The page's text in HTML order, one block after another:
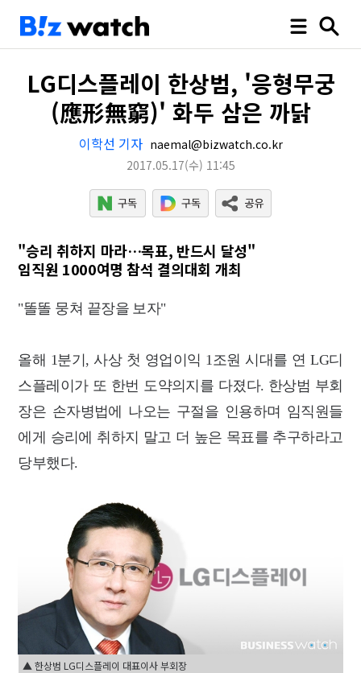
LG디스플레이 한상범, '응형무궁
(應形無窮)' 화두 삼은 까닭
이학선 기자 naemal@bizwatch.co.kr
2017.05.17(수) 11:45
"승리 취하지 마라…목표, 반드시 달성"
임직원 1000여명 참석 결의대회 개최
"똘똘 뭉쳐 끝장을 보자"
올해 1분기, 사상 첫 영업이익 1조원 시대를 연 LG디
스플레이가 또 한번 도약의지를 다졌다. 한상범 부회
장은 손자병법에 나오는 구절을 인용하며 임직원들
에게 승리에 취하지 말고 더 높은 목표를 추구하라고
당부했다.
▲ 한상범 LG디스플레이 대표이사 부회장